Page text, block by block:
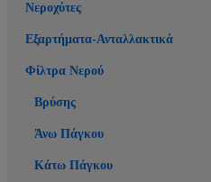
Νεροχύτες
Εξαρτήματα-Ανταλλακτικά
Φίλτρα Νερού
Βρύσης
Άνω Πάγκου
Κάτω Πάγκου